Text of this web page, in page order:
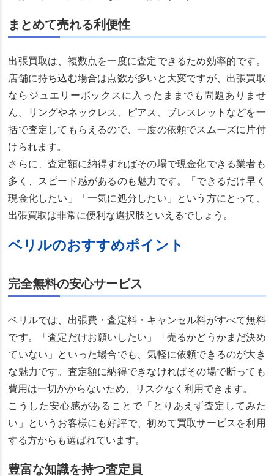
まとめて売れる利便性
出張買取は、複数点を一度に査定できるため効率的です。
店舗に持ち込む場合は点数が多いと大変ですが、出張買取
ならジュエリーボックスに入ったままでも問題ありませ
ん。リングやネックレス、ピアス、ブレスレットなどを一
括で査定してもらえるので、一度の依頼でスムーズに片付
けられます。
さらに、査定額に納得すればその場で現金化できる業者も
多く、スピード感があるのも魅力です。「できるだけ早く
現金化したい」「一気に処分したい」という方にとって、
出張買取は非常に便利な選択肢といえるでしょう。
ベリルのおすすめポイント
完全無料の安心サービス
ベリルでは、出張費・査定料・キャンセル料がすべて無料
です。「査定だけお願いしたい」「売るかどうかまだ決め
ていない」といった場合でも、気軽に依頼できるのが大き
な魅力です。査定額に納得できなければその場で断っても
費用は一切かからないため、リスクなく利用できます。
こうした安心感があることで「とりあえず査定してみた
い」というお客様にも好評で、初めて買取サービスを利用
する方からも選ばれています。
豊富な知識を持つ査定員